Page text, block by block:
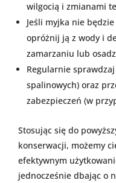
wilgocią i zmianami
Jeśli myjka nie
opróżnij ją z wody i
zamarzaniu lub
Regularnie
spalinowych) oraz
zabezpieczeń (w
Stosując się do
konserwacji, możemy
efektywnym
jednocześnie dbając o